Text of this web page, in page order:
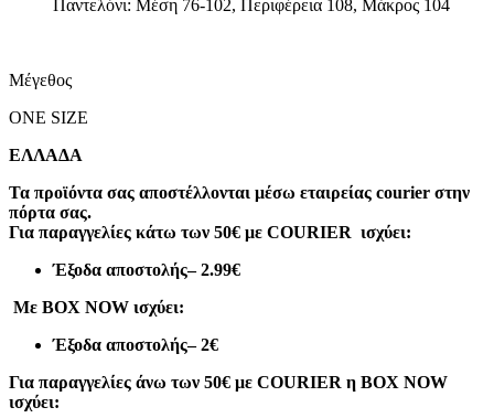
Παντελόνι: Μέση 76-102, Περιφέρεια 108, Μάκρος 104
Μέγεθος
ONE SIZE
ΕΛΛΑΔΑ
Τα προϊόντα σας αποστέλλονται μέσω εταιρείας courier στην
πόρτα σας.
Για παραγγελίες κάτω των 50€ με COURIER ισχύει:
Έξοδα αποστολής– 2.99€
Με BOX NOW ισχύει:
Έξοδα αποστολής– 2€
Για παραγγελίες άνω των 50€ με COURIER η BOX NOW
ισχύει: